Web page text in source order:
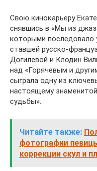
Свою кинокарьеру
снявшись в «Мы из
которыми последовало
ставшей русско-
Догилевой и Клодин
над «Горячевым и
сыграла одну из
настоящему
судьбы».
Читайте также:
фотографии
коррекции скул и